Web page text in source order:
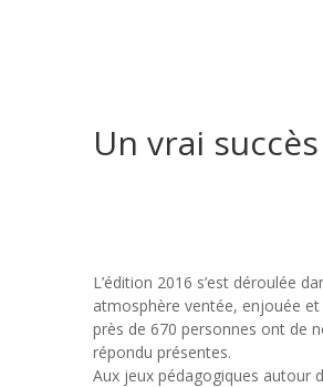
Un vrai succès
L’édition 2016 s’est déroulée
atmosphère ventée, enjouée et
près de 670 personnes ont de
répondu présentes.
Aux jeux pédagogiques autour